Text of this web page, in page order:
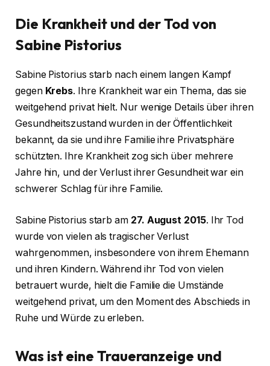
Die Krankheit und der Tod von
Sabine Pistorius
Sabine Pistorius starb nach einem langen Kampf
gegen Krebs. Ihre Krankheit war ein Thema, das sie
weitgehend privat hielt. Nur wenige Details über ihren
Gesundheitszustand wurden in der Öffentlichkeit
bekannt, da sie und ihre Familie ihre Privatsphäre
schützten. Ihre Krankheit zog sich über mehrere
Jahre hin, und der Verlust ihrer Gesundheit war ein
schwerer Schlag für ihre Familie.
Sabine Pistorius starb am 27. August 2015. Ihr Tod
wurde von vielen als tragischer Verlust
wahrgenommen, insbesondere von ihrem Ehemann
und ihren Kindern. Während ihr Tod von vielen
betrauert wurde, hielt die Familie die Umstände
weitgehend privat, um den Moment des Abschieds in
Ruhe und Würde zu erleben.
Was ist eine Traueranzeige und